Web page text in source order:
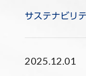
サステナビリ
2025.12.01